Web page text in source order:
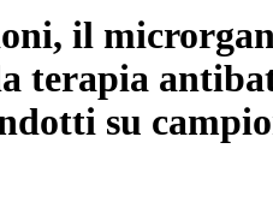
il
terapia
su